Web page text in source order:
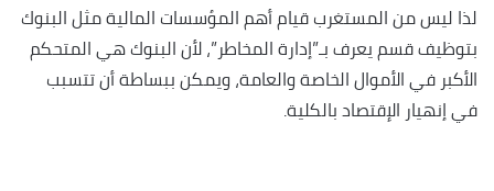
لذا ليس من المستغرب قيام أهم المؤسسات المالية مثل البنوك
بتوظيف قسم يعرف بـ”إدارة المخاطر”، لأن البنوك هي المتحكم
الأكبر في الأموال الخاصة والعامة، ويمكن ببساطة أن تتسبب
في إنهيار الإقتصاد بالكلية.